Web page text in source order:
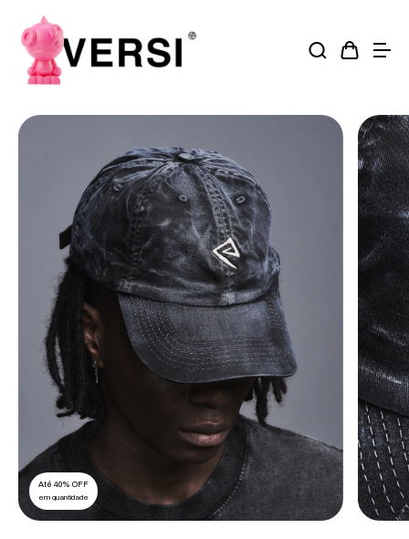
Até 40% OFF
em quantidade